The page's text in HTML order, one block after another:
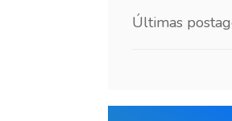
Últimas